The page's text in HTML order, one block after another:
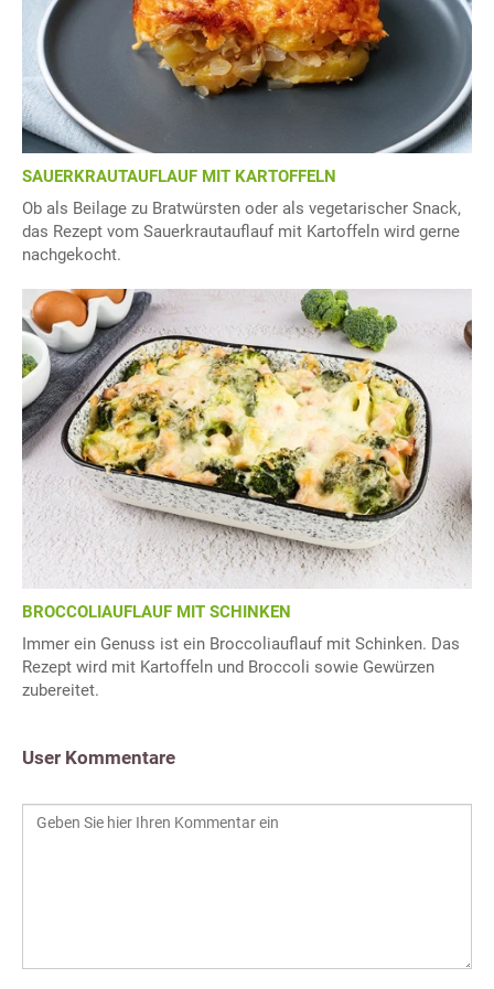
SAUERKRAUTAUFLAUF MIT KARTOFFELN
Ob als Beilage zu Bratwürsten oder als vegetarischer Snack,
das Rezept vom Sauerkrautauflauf mit Kartoffeln wird gerne
nachgekocht.
BROCCOLIAUFLAUF MIT SCHINKEN
Immer ein Genuss ist ein Broccoliauflauf mit Schinken. Das
Rezept wird mit Kartoffeln und Broccoli sowie Gewürzen
zubereitet.
User Kommentare